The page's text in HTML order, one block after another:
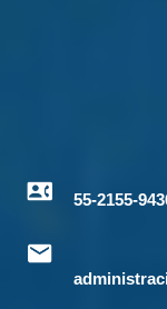
55-2155-